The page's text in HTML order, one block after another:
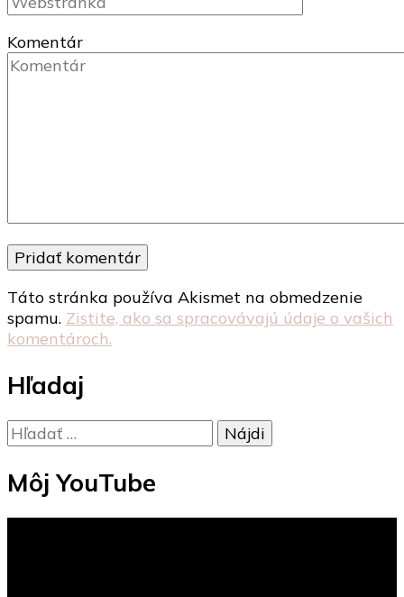
Komentár
Táto stránka používa Akismet na obmedzenie
spamu. Zistite, ako sa spracovávajú údaje o vašich
komentároch.
Hľadaj
Hľadať:
Môj YouTube